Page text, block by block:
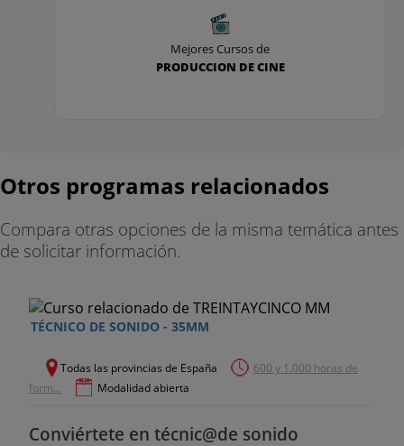
- Procesado de audio (Plug-ins)
- Canal de entrada
- Punch-in, punch-out
- Grabación en carriles (multi-take)
- editor de teclas
- controladores MIDI (MIDI cc)
Mejores Cursos de
PRODUCCION DE CINE
Otros programas relacionados
Compara otras opciones de la misma temática antes
de solicitar información.
TÉCNICO DE SONIDO - 35MM
Todas las provincias de España
600 y 1.000 horas de
form...
Modalidad abierta
Conviértete en técnic@de sonido